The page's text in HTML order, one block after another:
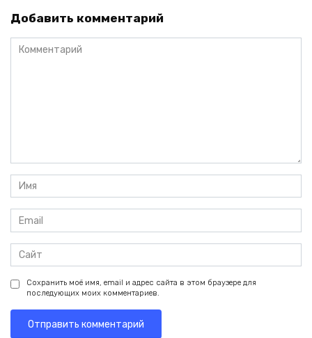
Добавить комментарий
Комментарий
Имя
*
Email
*
Сайт
Сохранить моё имя, email и адрес сайта в этом браузере для
последующих моих комментариев.